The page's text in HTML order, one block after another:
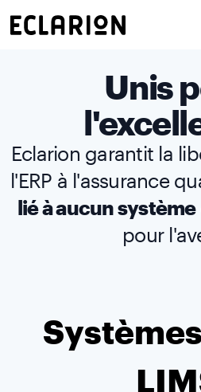
Unis
Eclarion garantit la
l'ERP à l'assurance
lié à aucun système
pour